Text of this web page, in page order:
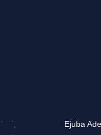
Ejuba